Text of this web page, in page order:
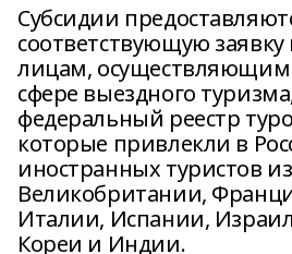
Субсидии
соответствующую
лицам, осуществляющим
сфере выездного
федеральный реестр
которые привлекли в
иностранных туристов
Великобритании,
Италии, Испании,
Кореи и Индии.